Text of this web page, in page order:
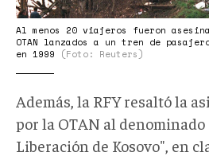
Al menos 20 viajeros fueron
OTAN lanzados a un tren de
en 1999
(Foto: Reuters)
Además, la RFY resaltó la
por la OTAN al
Liberación de Kosovo", en